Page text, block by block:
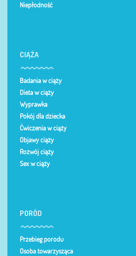
Niepłodność
CIĄŻA
Badania w ciąży
Dieta w ciąży
Wyprawka
Pokój dla dziecka
Ćwiczenia w ciąży
Objawy ciąży
Rozwój ciąży
Sex w ciąży
PORÓD
Przebieg porodu
Osoba towarzysząca